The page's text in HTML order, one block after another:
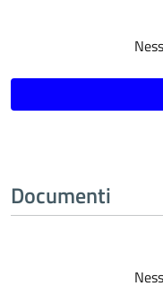
conteggio dei voti e
Documenti